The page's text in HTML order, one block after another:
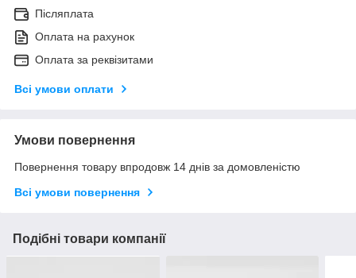
Післяплата
Оплата на рахунок
Оплата за реквізитами
Всі умови оплати
Умови повернення
Повернення товару впродовж 14 днів за домовленістю
Всі умови повернення
Подібні товари компанії